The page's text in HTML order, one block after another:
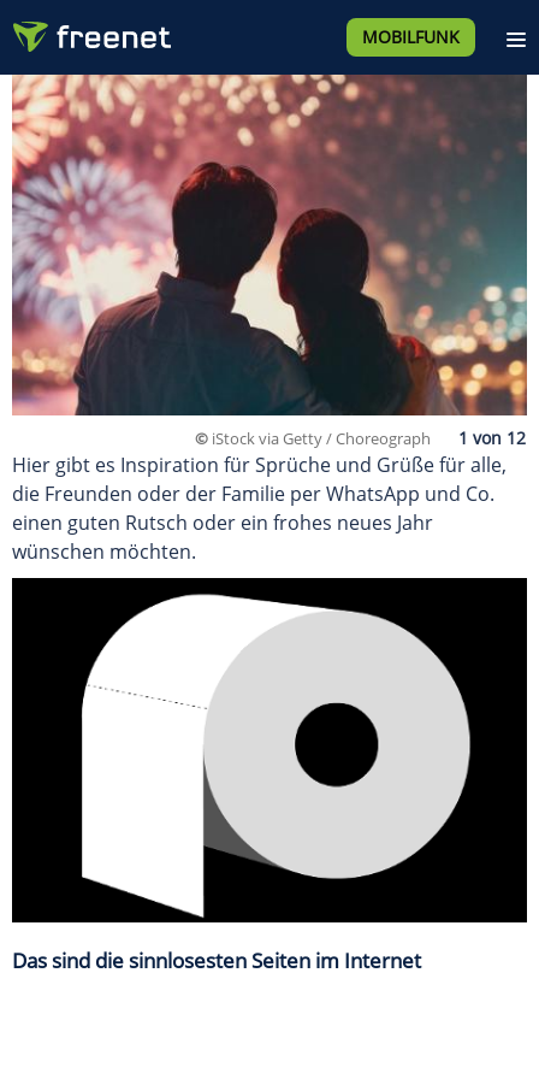
MOBILFUNK
© iStock via Getty / Choreograph
Hier gibt es Inspiration für Sprüche und Grüße für alle,
die Freunden oder der Familie per WhatsApp und Co.
einen guten Rutsch oder ein frohes neues Jahr
wünschen möchten.
Das sind die sinnlosesten Seiten im Internet